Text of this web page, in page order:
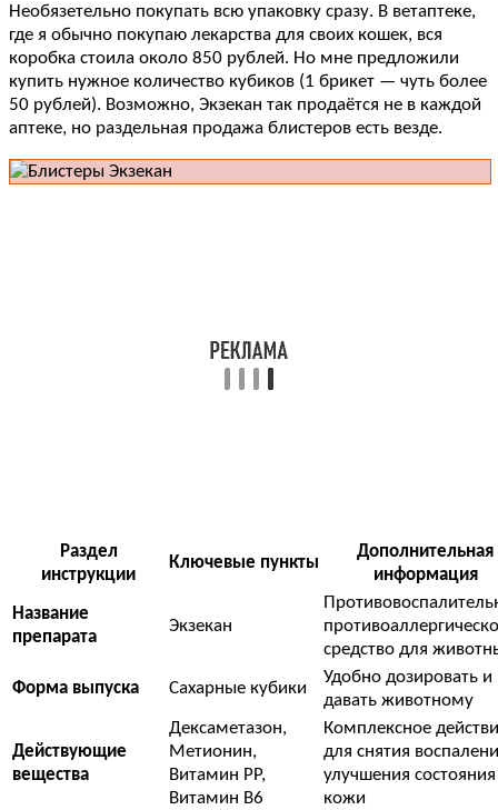
Необязетельно покупать всю упаковку сразу. В ветаптеке,
где я обычно покупаю лекарства для своих кошек, вся
коробка стоила около 850 рублей. Но мне предложили
купить нужное количество кубиков (1 брикет — чуть более
50 рублей). Возможно, Экзекан так продаётся не в каждой
аптеке, но раздельная продажа блистеров есть везде.
Раздел
инструкции
Ключевые пункты
Дополнительная
информация
Название
препарата
Экзекан
средство для
Форма выпуска Сахарные кубики
Удобно дозировать и
давать животному
Действующие
вещества
Дексаметазон,
Метионин,
Витамин PP,
Витамин B6
Комплексное
для снятия
улучшения состояния
кожи